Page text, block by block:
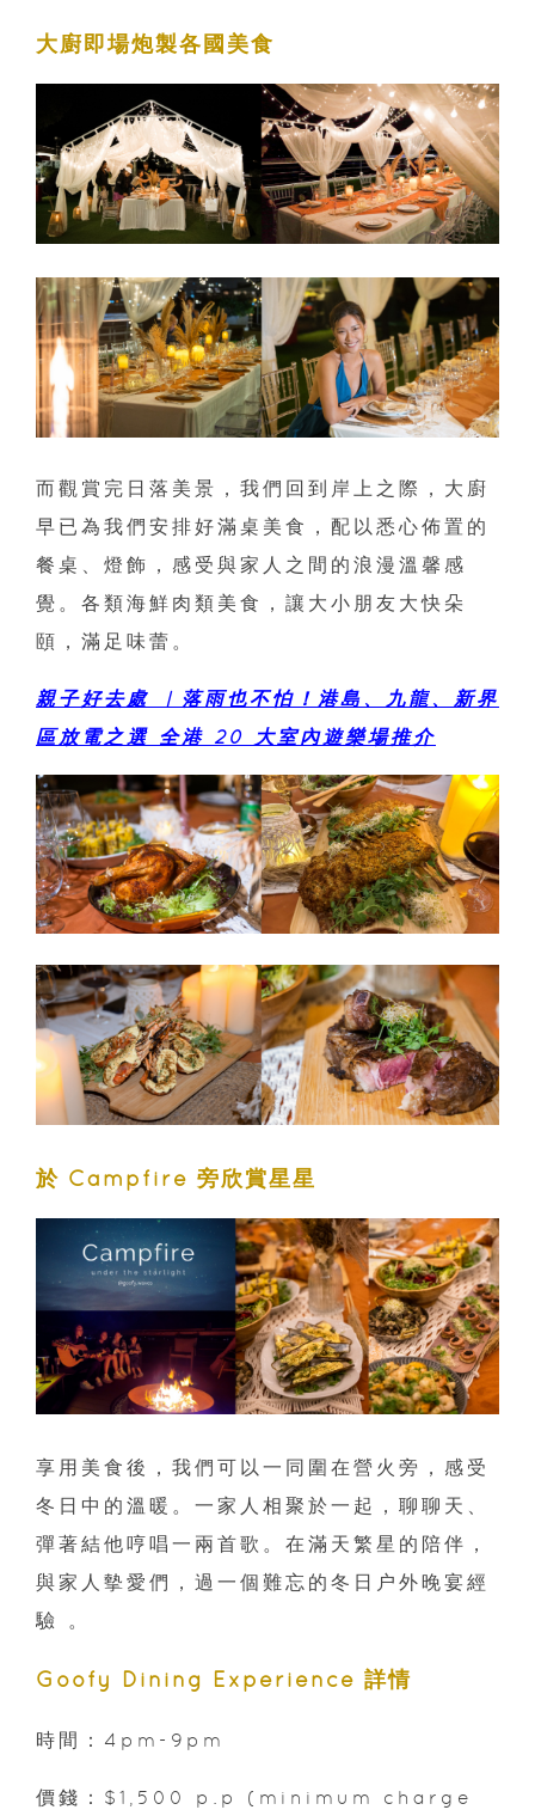
大廚即場炮製各國美食
而觀賞完日落美景，我們回到岸上之際，大廚
早已為我們安排好滿桌美食，配以悉心佈置的
餐桌、燈飾，感受與家人之間的浪漫溫馨感
覺。各類海鮮肉類美食，讓大小朋友大快朵
頤，滿足味蕾。
親子好去處 ︳落雨也不怕！港島、九龍、新界
區放電之選 全港 20 大室內遊樂場推介
於 Campfire 旁欣賞星星
享用美食後，我們可以一同圍在營火旁，感受
冬日中的溫暖。一家人相聚於一起，聊聊天、
彈著結他哼唱一兩首歌。在滿天繁星的陪伴，
與家人摰愛們，過一個難忘的冬日户外晚宴經
驗 。
Goofy Dining Experience 詳情
時間：4pm-9pm
價錢：$1,500 p.p (minimum charge